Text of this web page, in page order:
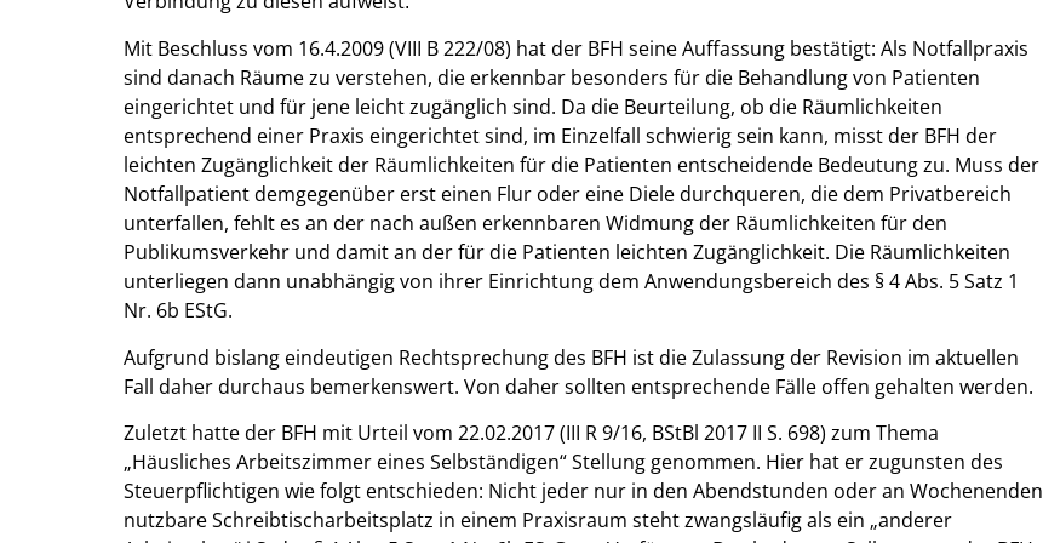
Mit Beschluss vom 16.4.2009 (VIII B 222/08) hat der BFH seine Auffassung bestätigt: Als Notfallpraxis
sind danach Räume zu verstehen, die erkennbar besonders für die Behandlung von Patienten
eingerichtet und für jene leicht zugänglich sind. Da die Beurteilung, ob die Räumlichkeiten
entsprechend einer Praxis eingerichtet sind, im Einzelfall schwierig sein kann, misst der BFH der
leichten Zugänglichkeit der Räumlichkeiten für die Patienten entscheidende Bedeutung zu. Muss der
Notfallpatient demgegenüber erst einen Flur oder eine Diele durchqueren, die dem Privatbereich
unterfallen, fehlt es an der nach außen erkennbaren Widmung der Räumlichkeiten für den
Publikumsverkehr und damit an der für die Patienten leichten Zugänglichkeit. Die Räumlichkeiten
unterliegen dann unabhängig von ihrer Einrichtung dem Anwendungsbereich des § 4 Abs. 5 Satz 1
Nr. 6b EStG.
Aufgrund bislang eindeutigen Rechtsprechung des BFH ist die Zulassung der Revision im aktuellen
Fall daher durchaus bemerkenswert. Von daher sollten entsprechende Fälle offen gehalten werden.
Zuletzt hatte der BFH mit Urteil vom 22.02.2017 (III R 9/16, BStBl 2017 II S. 698) zum Thema
„Häusliches Arbeitszimmer eines Selbständigen“ Stellung genommen. Hier hat er zugunsten des
Steuerpflichtigen wie folgt entschieden: Nicht jeder nur in den Abendstunden oder an Wochenenden
nutzbare Schreibtischarbeitsplatz in einem Praxisraum steht zwangsläufig als ein „anderer